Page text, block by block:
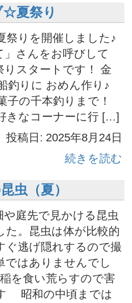
☆夏祭り
祭りを開催しました♪
」さんをお呼びして
りスタートです！ 金
釣りに おめん作り♪
子の千本釣りまで！
きなコーナーに行 […]
投稿日: 2025年8月24日
続きを読む
虫（夏）
庭先で見かける昆虫
た。昆虫は体が比較的
ぐ逃げ隠れするので撮
ではありませんでし
食い荒らすので害
昭和の中頃までは